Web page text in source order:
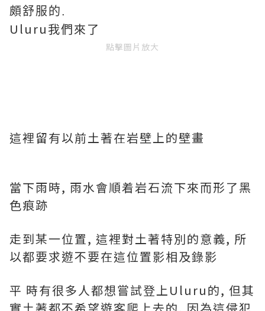
頗舒服的.
Uluru我們來了
點擊圖片放大
這裡留有以前土著在岩壁上的壁畫
當下雨時, 雨水會順着岩石流下來而形了黑
色痕跡
走到某一位置, 這裡對土著特別的意義, 所
以都要求遊不要在這位置影相及錄影
平 時有很多人都想嘗試登上Uluru的, 但其